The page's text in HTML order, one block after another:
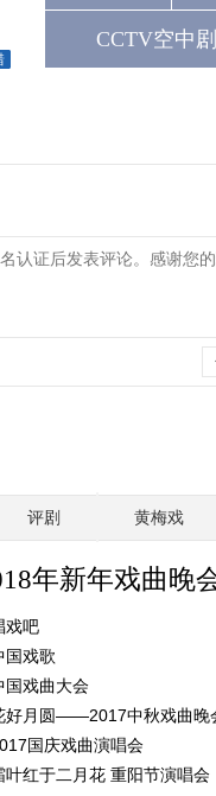
CCTV空中
评剧 黄梅戏
年新年戏曲晚
戏吧
国戏歌
国戏曲大会
好月圆——2017中秋戏曲晚
国庆戏曲演唱会
叶红于二月花 重阳节演唱会